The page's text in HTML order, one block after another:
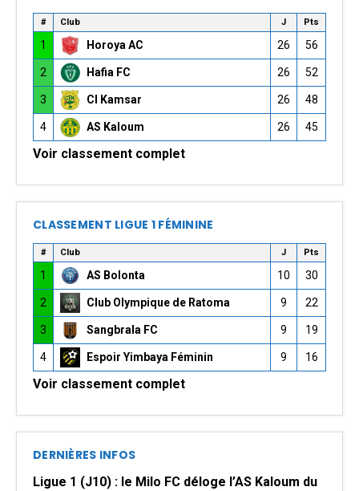
# Club J Pts
1 Horoya AC 26 56
2 Hafia FC 26 52
3 CI Kamsar 26 48
4 AS Kaloum 26 45
Voir classement complet
CLASSEMENT LIGUE 1 FÉMININE
# Club J Pts
1 AS Bolonta 10 30
2 Club Olympique de Ratoma 9 22
3 Sangbrala FC 9 19
4 Espoir Yimbaya Féminin 9 16
Voir classement complet
DERNIÈRES INFOS
Ligue 1 (J10) : le Milo FC déloge l’AS Kaloum du